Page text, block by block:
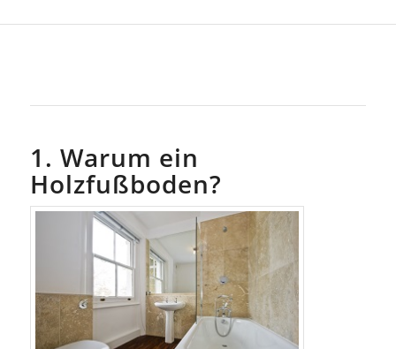
1. Warum ein
Holzfußboden?